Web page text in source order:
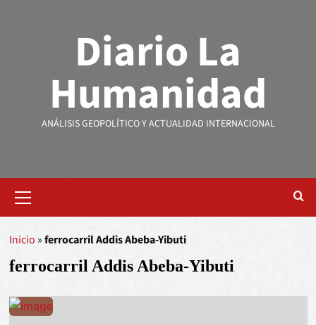
Diario La
Humanidad
ANÁLISIS GEOPOLÍTICO Y ACTUALIDAD INTERNACIONAL
Inicio »ferrocarril Addis Abeba-Yibuti
ferrocarril Addis Abeba-Yibuti